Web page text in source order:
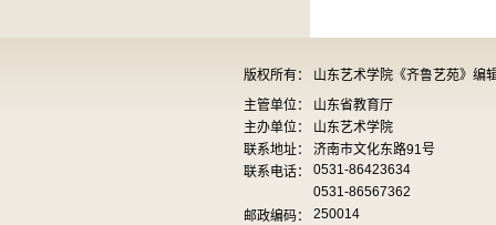
版权所有：
山东艺术学院《齐鲁艺苑》编
主管单位：
山东省教育厅
主办单位：
山东艺术学院
联系地址：
济南市文化东路91号
联系电话：
0531-86423634
0531-86567362
邮政编码：
250014